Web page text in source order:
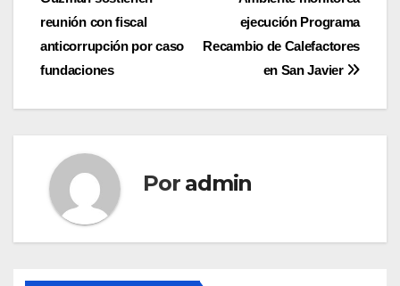
de
entradas
ejecución Programa
Recambio de Calefactores
en San Javier
reunión con fiscal
anticorrupción por caso
fundaciones
Por admin